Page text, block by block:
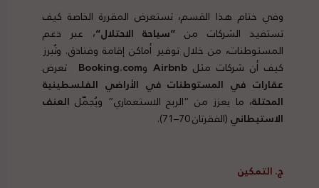
وفي ختام هذا القسم، تستعرض المقررة الخاصة كيف
تستفيد الشركات من “سياحة الاحتلال“، عبر دعم
المستوطنات، من خلال توفير أماكن إقامة وفنادق. وتُبرز
كيف أن شركات مثل Airbnb وBooking.com تعرض
عقارات في المستوطنات في الأراضي الفلسطينية
المحتلة، ما يعزز من “الربح الاستعماري” ويُجمّل العنف
الاستيطاني(الفقرتان 70–71).
ج. التمكين